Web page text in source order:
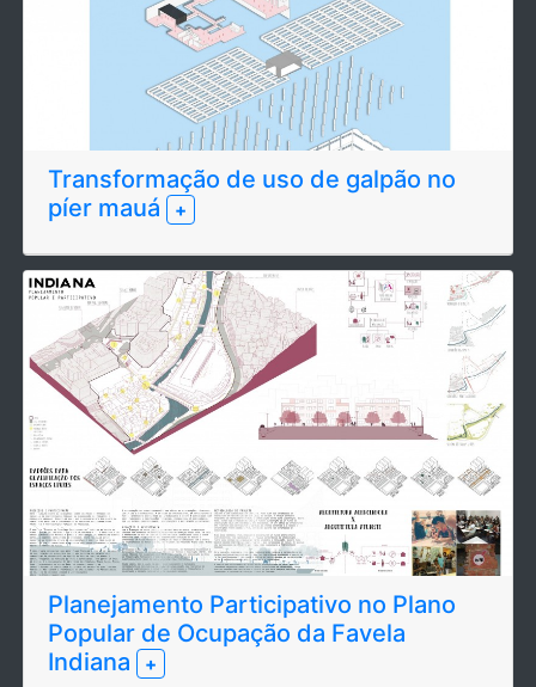
Transformação de uso de galpão no
píer mauá
+
Planejamento Participativo no Plano
Popular de Ocupação da Favela
Indiana
+